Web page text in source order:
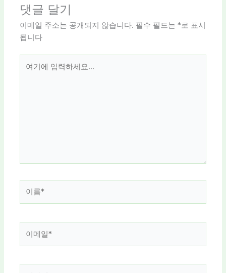
댓글 달기
이메일 주소는 공개되지 않습니다. 필수 필드는*로 표시
됩니다
*